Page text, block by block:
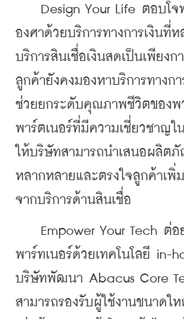
Design Your Life ตอบโจ
องศาด้วยบริการทางการเงินที่
บริการสินเชื่อเงินสดเป็นเพียง
ลูกค้ายังคงมองหาบริการทางก
ช่วยยกระดับคุณภาพชีวิตของพ
พาร์ตเนอร์ที่มีความเชี่ยวชาญ
ให้บริษัทสามารถนำเสนอผลิต
หลากหลายและตรงใจลูกค้าเ
จากบริการด้านสินเชื่อ
Empower Your Tech ต่อ
พาร์ทเนอร์ด้วยเทคโนโลยี in-
บริษัทพัฒนา Abacus Core
สามารถรองรับผู้ใช้งานขนาด